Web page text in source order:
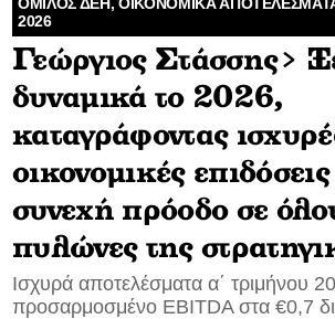
CONTACT
ADVERTISE
ΌΜΙΛΟΣ ΔΕΗ, ΟΙΚΟΝΟΜΙΚΑ
2026
Γεώργιος Στάσσης>
δυναμικά το 2026,
καταγράφοντας
οικονομικές
συνεχή πρόοδο σε
πυλώνες της
Ισχυρά αποτελέσματα α΄ τριμήνου
προσαρμοσμένο EBITDA στα €0,7